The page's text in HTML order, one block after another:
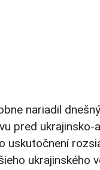
nariadil
pred
uskutočnení
ukrajinského